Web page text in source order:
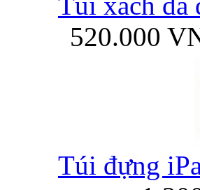
520.000
Túi đựng